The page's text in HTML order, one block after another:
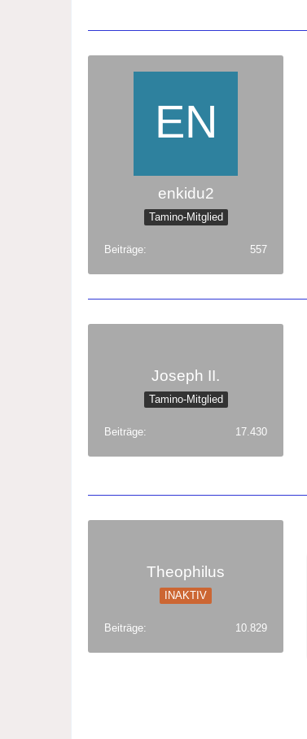
enkidu2
Tamino-Mitglied
Beiträge 557
Joseph II.
Tamino-Mitglied
Beiträge 17.430
Theophilus
INAKTIV
Beiträge 10.829